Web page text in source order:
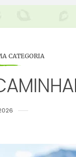
CATEGORIA